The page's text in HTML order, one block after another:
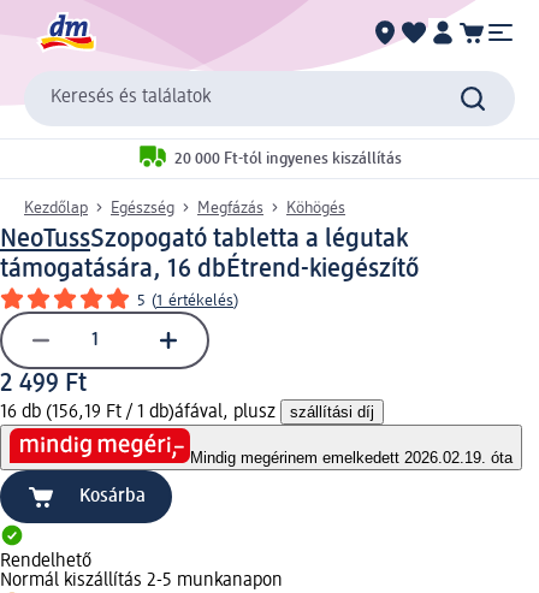
Keresés és találatok
20 000 Ft-tól ingyenes kiszállítás
Kezdőlap Egészség Megfázás Köhögés
NeoTussSzopogató tabletta a légutak
támogatására, 16 dbÉtrend-kiegészítő
5 (1 értékelés)
2 499 Ft
16 db (156,19 Ft / 1 db)áfával, plusz szállítási díj
Mindig megérinem emelkedett 2026.02.19. óta
Kosárba
Rendelhető
Normál kiszállítás 2-5 munkanapon